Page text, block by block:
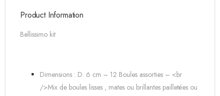
Product Information
Bellissimo kit
Dimensions : D. 6 cm – 12 Boules assorties – <br
/>Mix de boules lisses , mates ou brillantes pailletées ou